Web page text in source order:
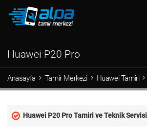
Huawei P20 Pro
Anasayfa Tamir Merkezi Huawei Tamiri
Huawei P20 Pro Tamiri ve Teknik Servisi